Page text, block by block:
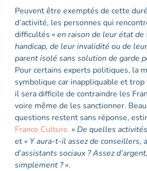
Peuvent être exemptés de cette
d’activité, les personnes qui
difficultés « en raison de leur état de
handicap, de leur invalidité ou de
parent isolé sans solution de garde
Pour certains experts politiques, la
symbolique car inappliquable et trop
il sera difficile de contraindre les
voire même de les sanctionner.
questions restent sans réponse,
France Culture. « De quelles
et « Y aura-t-il assez de conseillers,
d’assistants sociaux ? Assez
simplement ?».